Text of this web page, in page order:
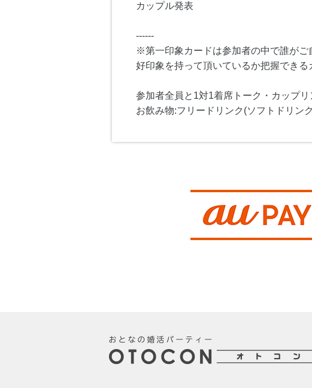
カップル発表
------
※第一印象カードは参加者の中で誰がご
好印象を持って頂いているか把握できる
参加者全員と1対1着席トーク・カップリ
お飲み物:フリードリンク(ソフトドリン